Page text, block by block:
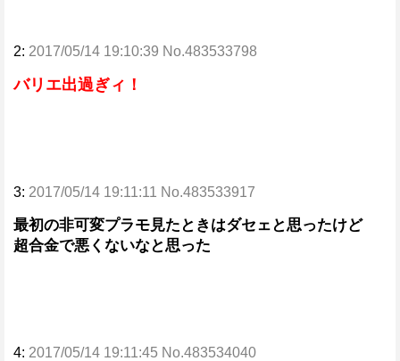
2: 2017/05/14 19:10:39 No.483533798
バリエ出過ぎィ！
3: 2017/05/14 19:11:11 No.483533917
最初の非可変プラモ見たときはダセェと思ったけど
超合金で悪くないなと思った
4: 2017/05/14 19:11:45 No.483534040